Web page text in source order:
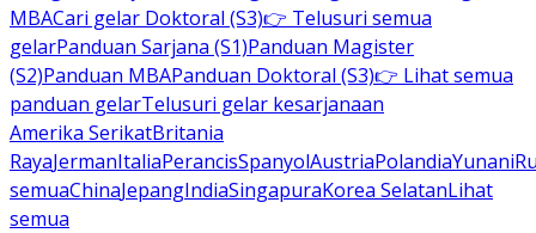
MBACari gelar Doktoral (S3)👉 Telusuri semua
gelarPanduan Sarjana (S1)Panduan Magister
(S2)Panduan MBAPanduan Doktoral (S3)👉 Lihat semua
panduan gelarTelusuri gelar kesarjanaan
Amerika SerikatBritania
RayaJermanItaliaPerancisSpanyolAustriaPolandiaYunani
semuaChinaJepangIndiaSingapuraKorea SelatanLihat
semua